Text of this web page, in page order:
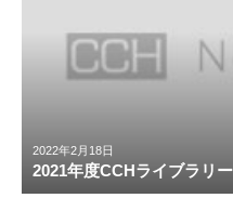
2022年2月18日
2021年度CCHライブラリ